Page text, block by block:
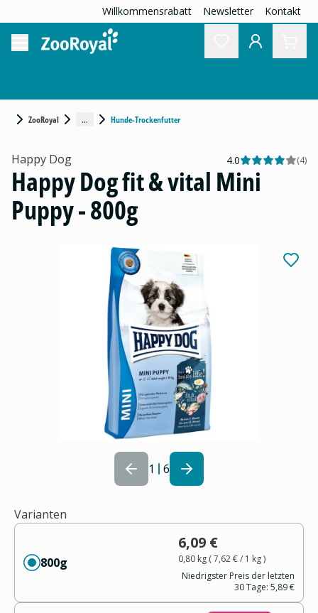
Willkommensrabatt Newsletter Kontakt
ZooRoyal ... Hunde-Trockenfutter
1 6
Happy Dog 4.0 (4)
Happy Dog fit & vital Mini
Puppy - 800g
Varianten
800g
6,09 €
0,80 kg(7,62 €/ 1 kg)
Niedrigster Preis der letzten
30 Tage: 5,89 €